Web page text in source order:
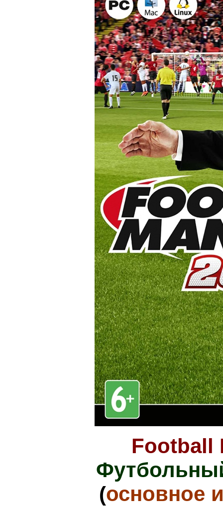
Football
(основное